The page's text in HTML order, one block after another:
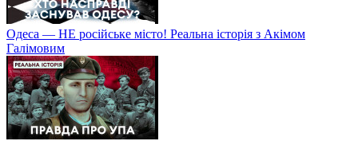
Одеса — НЕ російське місто! Реальна історія з Акімом
Галімовим